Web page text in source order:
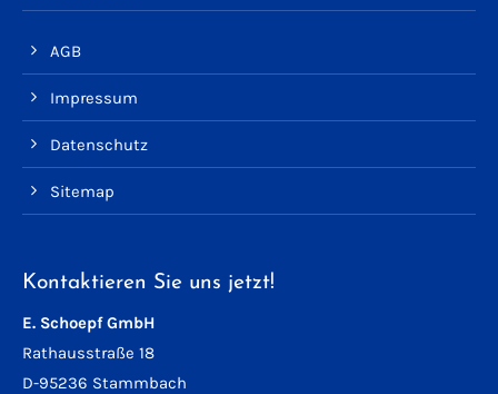
AGB
Impressum
Datenschutz
Sitemap
Kontaktieren Sie uns jetzt!
E. Schoepf GmbH
Rathausstraße 18
D-95236 Stammbach